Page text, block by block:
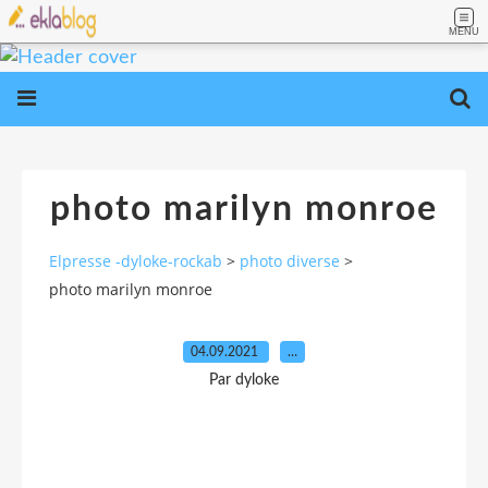
MENU
photo marilyn monroe
Elpresse -dyloke-rockab > photo diverse >
photo marilyn monroe
04.09.2021 …
Par dyloke